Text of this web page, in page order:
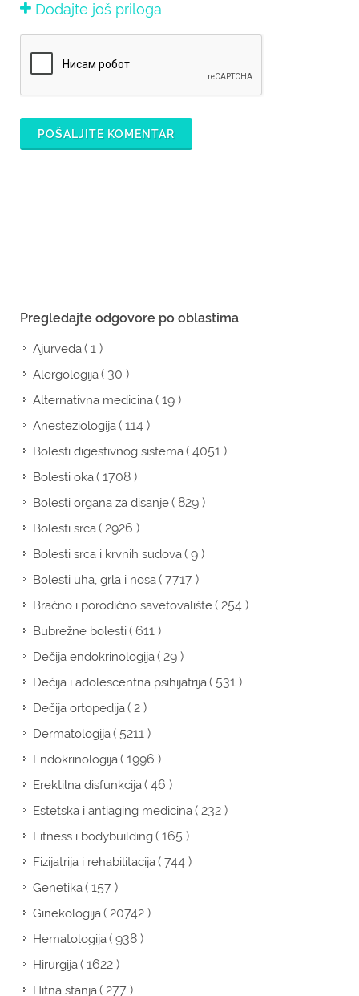
Dodajte još priloga
POŠALJITE KOMENTAR
Pregledajte odgovore po oblastima
Ajurveda( 1 )
Alergologija( 30 )
Alternativna medicina( 19 )
Anesteziologija( 114 )
Bolesti digestivnog sistema( 4051 )
Bolesti oka( 1708 )
Bolesti organa za disanje( 829 )
Bolesti srca( 2926 )
Bolesti srca i krvnih sudova( 9 )
Bolesti uha, grla i nosa( 7717 )
Bračno i porodično savetovalište( 254 )
Bubrežne bolesti( 611 )
Dečija endokrinologija( 29 )
Dečija i adolescentna psihijatrija( 531 )
Dečija ortopedija( 2 )
Dermatologija( 5211 )
Endokrinologija( 1996 )
Erektilna disfunkcija( 46 )
Estetska i antiaging medicina( 232 )
Fitness i bodybuilding( 165 )
Fizijatrija i rehabilitacija( 744 )
Genetika( 157 )
Ginekologija( 20742 )
Hematologija( 938 )
Hirurgija( 1622 )
Hitna stanja( 277 )